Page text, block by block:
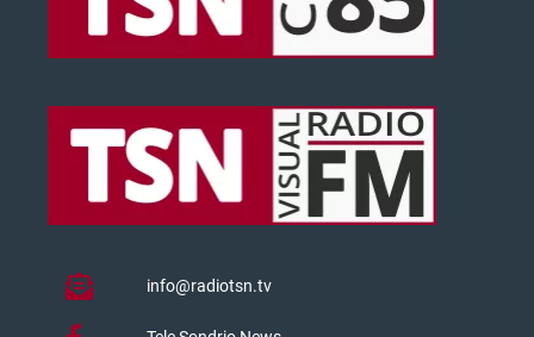
info@radiotsn.tv